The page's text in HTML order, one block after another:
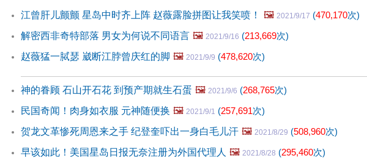
江曾肝儿颤颤 星岛中时齐上阵 赵薇露脸拼图让我笑喷！
🖼️ 2021/9/17 (470,170次)
解密西非奇特部落 男女为何说不同语言 🖼️ 2021/9/16 (213,669次)
赵薇猛一脦瑟 崴断江脖曾庆红的脚 🖼️ 2021/9/9 (478,620次)
神的眷顾 石山开石花 到预产期就生石蛋 🖼️ 2021/9/6 (268,765次)
民国奇闻！肉身如衣服 元神随便换 🖼️ 2021/9/1 (257,691次)
贺龙文革惨死周恩来之手 纪登奎吓出一身白毛儿汗 🖼️ 2021/8/29 (508,960次)
早该如此！美国星岛日报无奈注册为外国代理人 🖼️ 2021/8/28 (295,460次)